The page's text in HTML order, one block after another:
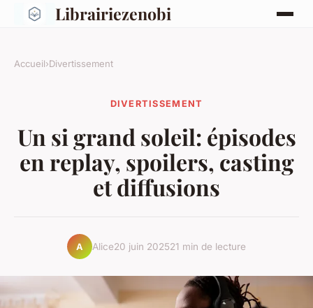
Librairiezenobi
Accueil›Divertissement
DIVERTISSEMENT
Un si grand soleil: épisodes
en replay, spoilers, casting
et diffusions
A Alice20 juin 202521 min de lecture